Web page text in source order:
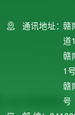
通讯地址：赣
道
赣
1号
赣
号